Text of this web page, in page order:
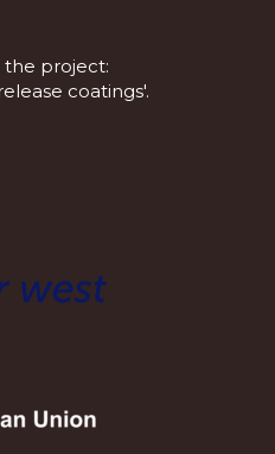
the project:
coatings'.